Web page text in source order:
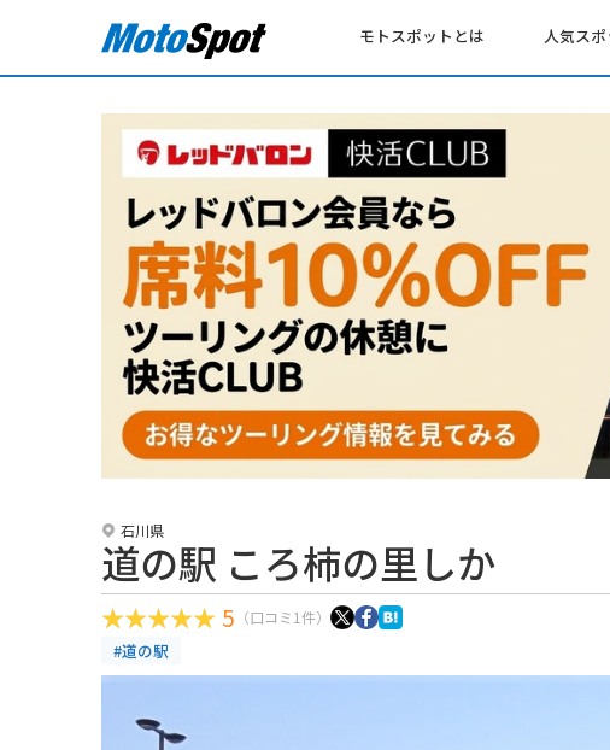
モトスポットとは 人気スポ
石川県
道の駅 ころ柿の里しか
5 （口コミ1件）
#道の駅